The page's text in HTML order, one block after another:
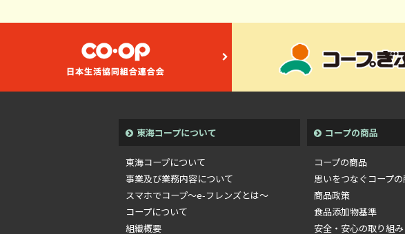
東海コープについて
東海コープについて
事業及び業務内容について
スマホでコープ～e-フレンズとは～
コープについて
組織概要
コープの商品
コープの商品
思いをつなぐコープ
商品政策
食品添加物基準
安全・安心の取り組み